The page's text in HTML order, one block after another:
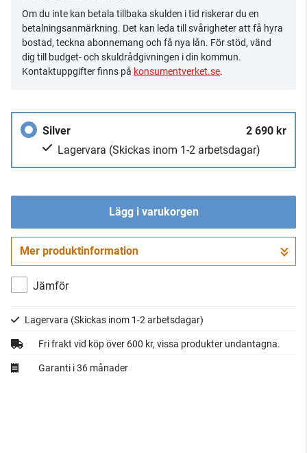
Om du inte kan betala tillbaka skulden i tid riskerar du en
betalningsanmärkning. Det kan leda till svårigheter att få hyra
bostad, teckna abonnemang och få nya lån. För stöd, vänd
dig till budget- och skuldrådgivningen i din kommun.
Kontaktuppgifter finns på konsumentverket.se.
Silver
2 690 kr
Lagervara (Skickas inom 1-2 arbetsdagar)
Lägg i varukorgen
Gå till kassan
Mer produktinformation
Jämför
Lagervara (Skickas inom 1-2 arbetsdagar)
Fri frakt vid köp över 600 kr, vissa produkter undantagna.
Garanti i 36 månader